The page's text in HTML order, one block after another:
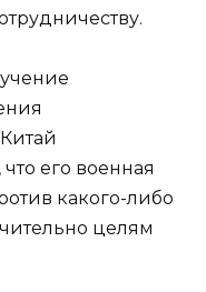
его военная
какого-либо
целям